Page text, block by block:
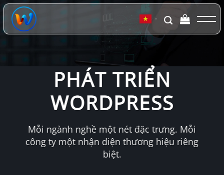
Chuyển
đến
dung
▼
PHÁT TRIỂN
WORDPRESS
Mỗi ngành nghề một nét đặc trưng. Mỗi
công ty một nhận diện thương hiệu riêng
biệt.